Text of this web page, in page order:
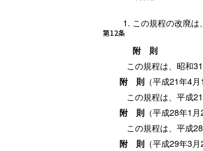
第12条
この規程の改廃は
附 則
この規程は、昭和
附 則 （平成21年4月
この規程は、平成
附 則 （平成28年1
この規程は、平成
附 則 （平成29年3